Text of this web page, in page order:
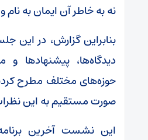
نه به خاطر آن ایمان به نام
بنابراین گزارش، در این
دیدگاه‌ها، پیشنهادها و
حوزه‌های مختلف مطرح
صورت مستقیم به این
این نشست آخرین